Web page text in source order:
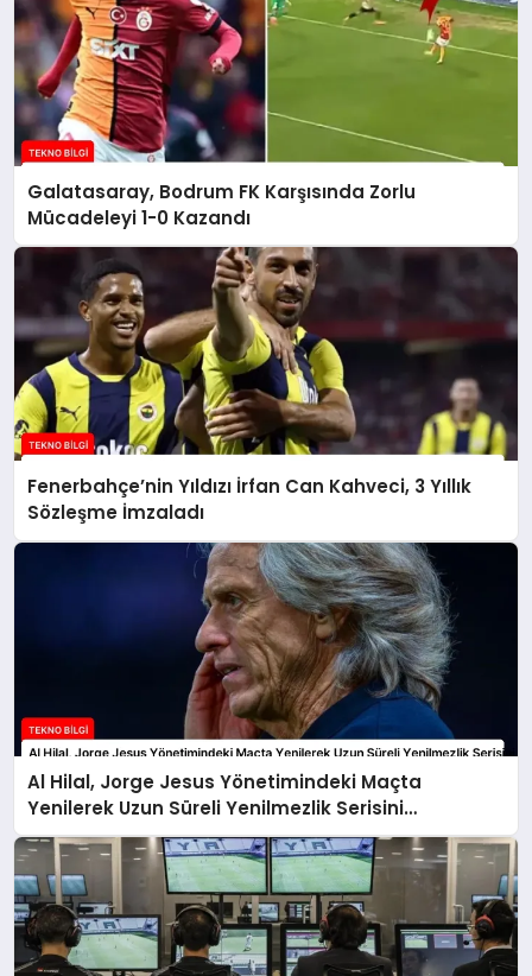
Galatasaray, Bodrum FK Karşısında Zorlu
Mücadeleyi 1-0 Kazandı
Fenerbahçe’nin Yıldızı İrfan Can Kahveci, 3 Yıllık
Sözleşme İmzaladı
Al Hilal, Jorge Jesus Yönetimindeki Maçta
Yenilerek Uzun Süreli Yenilmezlik Serisini
Sonlandırdı